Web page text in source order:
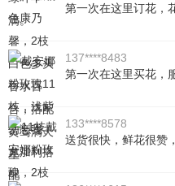
第一次在这里订花，
137****8483
第一次在这里买花，
133****8578
送货很快，鲜花很赞